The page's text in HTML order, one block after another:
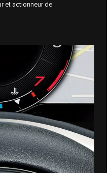
et actionneur de